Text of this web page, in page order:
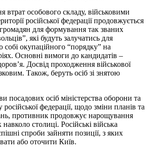
втрат особового складу, військовими
російської федерації продовжується
для формування так званих
які будуть залучатись для
собі окупаційного “порядку” на
Основні вимоги до кандидатів –
Досвід проходження військової
Також, беруть осіб зі знятою
посадових осіб міністерства оборони та
федерації, щодо зміни планів та
противник продовжує нарощування
столиці. Російські війська
спроби зайняти позиції, з яких
або оточити Київ.